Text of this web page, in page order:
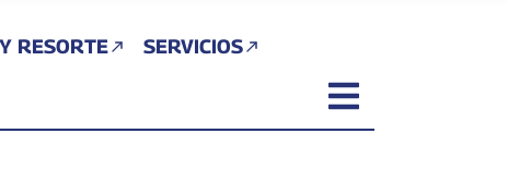
RESORTE SERVICIOS